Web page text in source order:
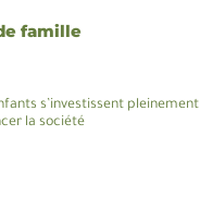
famille
s’investissent pleinement
la société